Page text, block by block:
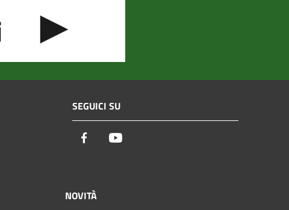
SEGUICI SU
Facebook
NOVITÀ